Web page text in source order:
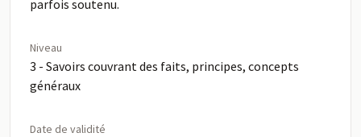
parfois soutenu.
Niveau
3 - Savoirs couvrant des faits, principes, concepts
généraux
Date de validité